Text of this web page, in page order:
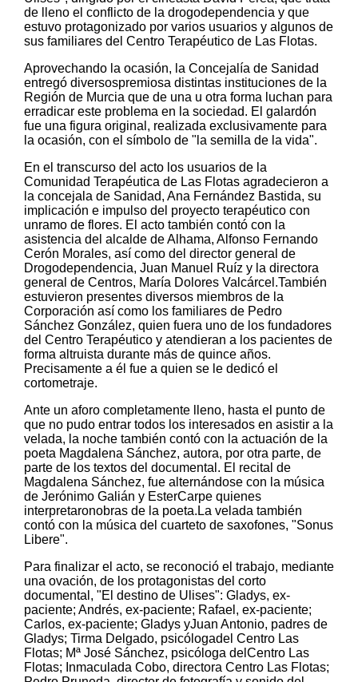
de lleno el conflicto de la drogodependencia y que
estuvo protagonizado por varios usuarios y algunos de
sus familiares del Centro Terapéutico de Las Flotas.
Aprovechando la ocasión, la Concejalía de Sanidad
entregó diversospremiosa distintas instituciones de la
Región de Murcia que de una u otra forma luchan para
erradicar este problema en la sociedad. El galardón
fue una figura original, realizada exclusivamente para
la ocasión, con el símbolo de "la semilla de la vida".
En el transcurso del acto los usuarios de la
Comunidad Terapéutica de Las Flotas agradecieron a
la concejala de Sanidad, Ana Fernández Bastida, su
implicación e impulso del proyecto terapéutico con
unramo de flores. El acto también contó con la
asistencia del alcalde de Alhama, Alfonso Fernando
Cerón Morales, así como del director general de
Drogodependencia, Juan Manuel Ruíz y la directora
general de Centros, María Dolores Valcárcel.También
estuvieron presentes diversos miembros de la
Corporación así como los familiares de Pedro
Sánchez González, quien fuera uno de los fundadores
del Centro Terapéutico y atendieran a los pacientes de
forma altruista durante más de quince años.
Precisamente a él fue a quien se le dedicó el
cortometraje.
Ante un aforo completamente lleno, hasta el punto de
que no pudo entrar todos los interesados en asistir a la
velada, la noche también contó con la actuación de la
poeta Magdalena Sánchez, autora, por otra parte, de
parte de los textos del documental. El recital de
Magdalena Sánchez, fue alternándose con la música
de Jerónimo Galián y EsterCarpe quienes
interpretaronobras de la poeta.La velada también
contó con la música del cuarteto de saxofones, "Sonus
Libere".
Para finalizar el acto, se reconoció el trabajo, mediante
una ovación, de los protagonistas del corto
documental, "El destino de Ulises": Gladys, ex-
paciente; Andrés, ex-paciente; Rafael, ex-paciente;
Carlos, ex-paciente; Gladys yJuan Antonio, padres de
Gladys; Tirma Delgado, psicólogadel Centro Las
Flotas; Mª José Sánchez, psicóloga delCentro Las
Flotas; Inmaculada Cobo, directora Centro Las Flotas;